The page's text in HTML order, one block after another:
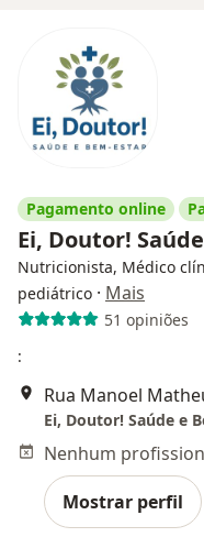
Pagamento online
Ei, Doutor!
Nutricionista, Médico
pediátrico · Mais
51 opiniões
:
Rua Manoel
Ei, Doutor! Saúde e
Mostrar perfil